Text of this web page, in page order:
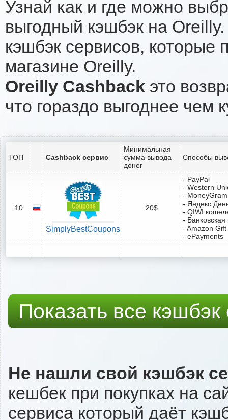
Узнай как и где можно
выгодный кэшбэк на
кэшбэк сервисов, которые
магазине Oreilly.
Oreilly Cashback это
что гораздо выгоднее чем
ТОП Cashback сервис
Минимальная
сумма вывода
денег
Способы
10
SimplyBestCoupons
20$
- PayPal
- Western
- MoneyGram
-
- QIWI
-
- Amazon
- ePayments
Показать все
Не нашли свой кэшбэк
кешбек при покупках на
сервиса который даёт